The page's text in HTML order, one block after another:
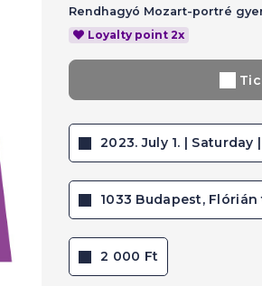
Rendhagyó Mozart-portré
Loyalty point 2x
2023. July 1. | Saturday |
1033 Budapest,
2 000 Ft